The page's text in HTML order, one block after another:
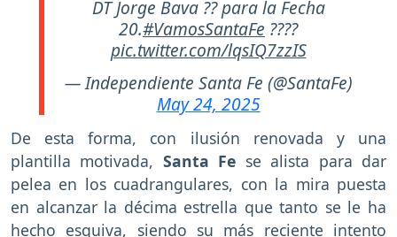
DT Jorge Bava ?? para la Fecha
20.#VamosSantaFe ????
pic.twitter.com/lqsIQ7zzIS
— Independiente Santa Fe (@SantaFe)
May 24, 2025
De esta forma, con ilusión renovada y una
plantilla motivada, Santa Fe se alista para dar
pelea en los cuadrangulares, con la mira puesta
en alcanzar la décima estrella que tanto se le ha
hecho esquiva, siendo su más reciente intento